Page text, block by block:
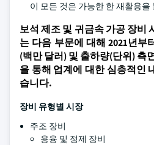
이 모든 것은 가능한 한 재활용
보석 제조 및 귀금속 가공 장비
는 다음 부문에 대해 2021년부
(백만 달러) 및 출하량(단위) 측
을 통해 업계에 대한 심층적인
습니다.
장비 유형별 시장
주조 장비
용융 및 정제 장비